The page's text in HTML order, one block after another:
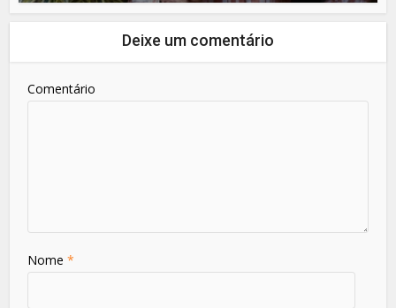
Deixe um comentário
Comentário
Nome*